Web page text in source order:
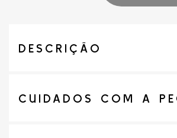
DESCRIÇÃO
CUIDADOS COM A